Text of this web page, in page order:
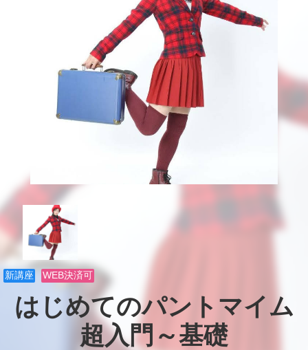
新講座 WEB決済可
はじめてのパントマイム
超入門～基礎